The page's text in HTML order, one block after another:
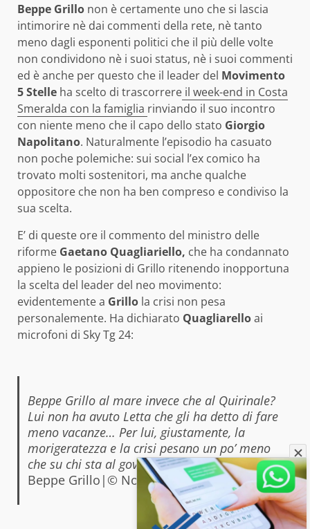
Beppe Grillo non è certamente uno che si lascia
intimorire nè dai commenti della rete, nè tanto
meno dagli esponenti politici che il più delle volte
non condividono nè i suoi status, nè i suoi commenti
ed è anche per questo che il leader del Movimento
5 Stelle ha scelto di trascorrere il week-end in Costa
Smeralda con la famiglia rinviando il suo incontro
con niente meno che il capo dello stato Giorgio
Napolitano. Naturalmente l’episodio ha casuato
non poche polemiche: sui social l’ex comico ha
trovato molti sostenitori, ma anche qualche
oppositore che non ha ben compreso e condiviso la
sua scelta.
E’ di queste ore il commento del ministro delle
riforme Gaetano Quagliariello, che ha condannato
appieno le posizioni di Grillo ritenendo inopportuna
la scelta del leader del neo movimento:
evidentemente a Grillo la crisi non pesa
personalemente. Ha dichiarato Quagliarelloai
microfoni di Sky Tg 24:
Beppe Grillo al mare invece che al Quirinale?
Lui non ha avuto Letta che gli ha detto di fare
meno vacanze… Per lui, giustamente, la
morigeratezza e la crisi pesano un po’ meno
che su chi sta al governo.
Beppe Grillo|© Novella 2000